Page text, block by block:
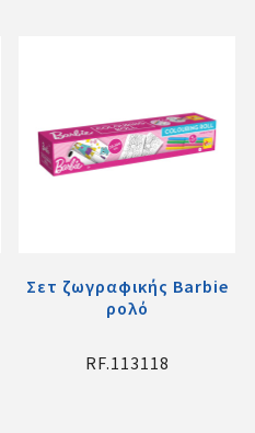
Σετ ζωγραφικής Barbie
ρολό
RF.113118